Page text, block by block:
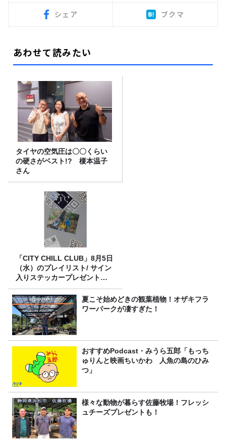
シェア ブクマ
あわせて読みたい
タイヤの空気圧は〇〇くらい
の硬さがベスト!? 榎本温子
さん
「CITY CHILL CLUB」8月5日
（水）のプレイリスト/ サイン
入りステッカープレゼント有
り
夏こそ始めどきの観葉植物！オザキフラ
ワーパークが凄すぎた！
おすすめPodcast・みうら五郎「もっち
ゅりんと映画ちいかわ 人魚の島のひみ
つ」
様々な動物が暮らす佐藤牧場！フレッシ
ュチーズプレゼントも！